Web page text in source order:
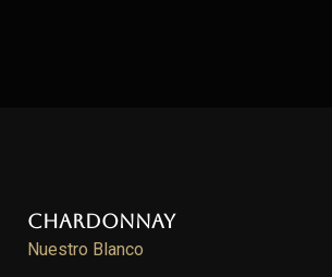
Chardonnay
Nuestro Blanco